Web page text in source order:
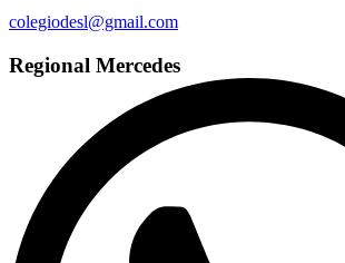
colegiodesl@gmail.com
Regional Mercedes